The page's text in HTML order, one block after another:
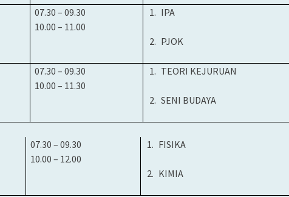
07.30 –09.30
10.00 – 11.00
1. IPA
2. PJOK
07.30 –09.30
10.00 – 11.30
1. TEORI KEJURUAN
2. SENI BUDAYA
07.30 –09.30
10.00 – 12.00
1. FISIKA
2. KIMIA